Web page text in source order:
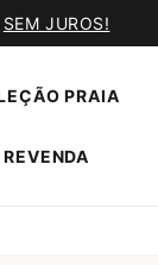
SEM JUROS!
PRAIA
REVENDA